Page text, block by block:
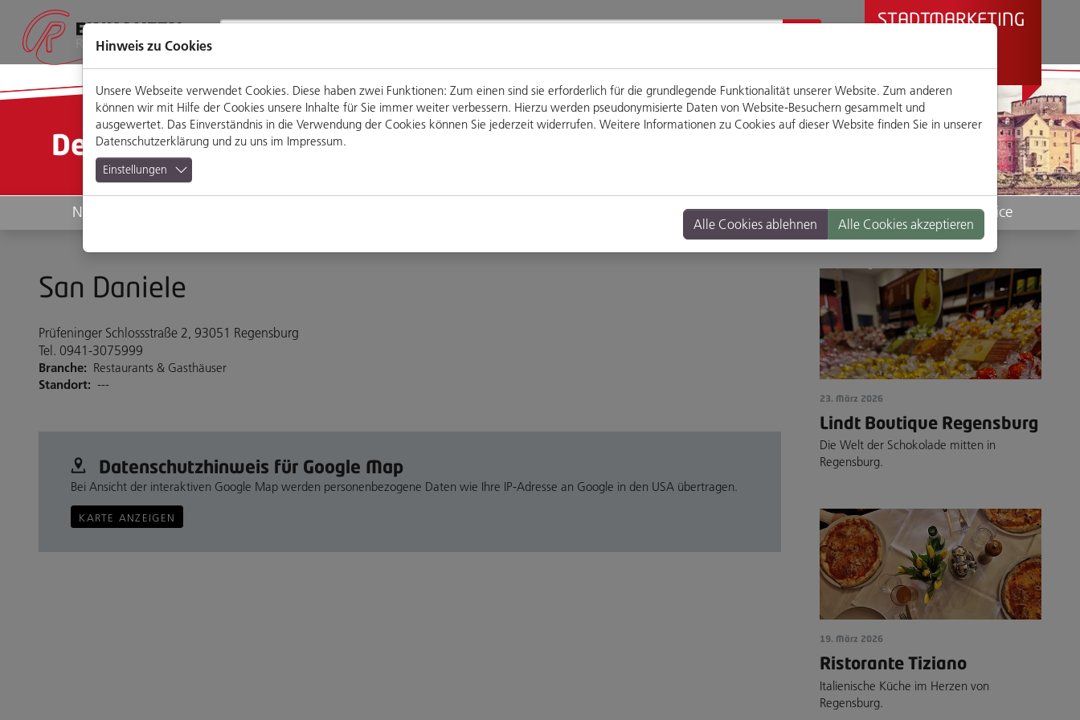
Seiteninhalt
Hauptmenü
Footermenü
Website-
Suche
STADTMARKETING
PRÄSENTIERT
Detailansicht
News Veranstaltungen Standorte Service
San Daniele
Prüfeninger Schlossstraße 2, 93051 Regensburg
Tel. 0941-3075999
Branche: Restaurants & Gasthäuser
Standort: ---
Datenschutz­hinweis für Google Map
Bei Ansicht der interaktiven Google Map werden personenbezogene Daten wie Ihre IP-Adresse an Google in den USA übertragen.
KARTE ANZEIGEN
23. März 2026
Lindt Boutique Regensburg
Die Welt der Schokolade mitten in
Regensburg.
19. März 2026
Ristorante Tiziano
Italienische Küche im Herzen von
Regensburg.
Hinweis zu Cookies
Unsere Webseite verwendet Cookies. Diese haben zwei Funktionen: Zum einen sind sie erforderlich für die grundlegende Funktionalität unserer Website. Zum anderen
können wir mit Hilfe der Cookies unsere Inhalte für Sie immer weiter verbessern. Hierzu werden pseudonymisierte Daten von Website-Besuchern gesammelt und
ausgewertet. Das Einverständnis in die Verwendung der Cookies können Sie jederzeit widerrufen. Weitere Informationen zu Cookies auf dieser Website finden Sie in unserer
Datenschutzerklärung und zu uns im Impressum.
Einstellungen
Alle Cookies ablehnen Alle Cookies akzeptieren